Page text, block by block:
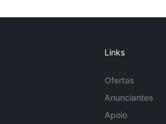
Links
Ofertas
Anunciantes
Apoio